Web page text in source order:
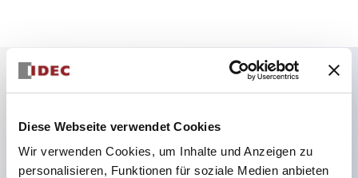
Diese Webseite verwendet Cookies
Wir verwenden Cookies, um Inhalte und Anzeigen zu
personalisieren, Funktionen für soziale Medien anbieten
Kombinieren Sie mehrere Kontrollleuchten und
Drucktasten in einem einzigen Schalttafelausschnitt